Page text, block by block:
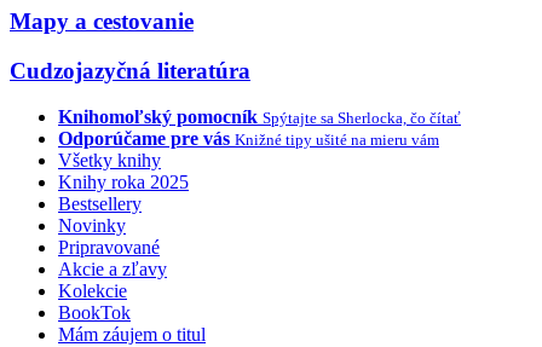
Mapy a cestovanie
Cudzojazyčná literatúra
Knihomoľský pomocník Spýtajte sa Sherlocka, čo čítať
Odporúčame pre vás Knižné tipy ušité na mieru vám
Všetky knihy
Knihy roka 2025
Bestsellery
Novinky
Pripravované
Akcie a zľavy
Kolekcie
BookTok
Mám záujem o titul